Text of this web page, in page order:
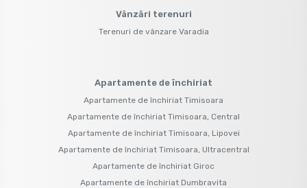
Vânzări terenuri
Terenuri de vânzare Varadia
Apartamente de închiriat
Apartamente de închiriat Timisoara
Apartamente de închiriat Timisoara, Central
Apartamente de închiriat Timisoara, Lipovei
Apartamente de închiriat Timisoara, Ultracentral
Apartamente de închiriat Giroc
Apartamente de închiriat Dumbravita